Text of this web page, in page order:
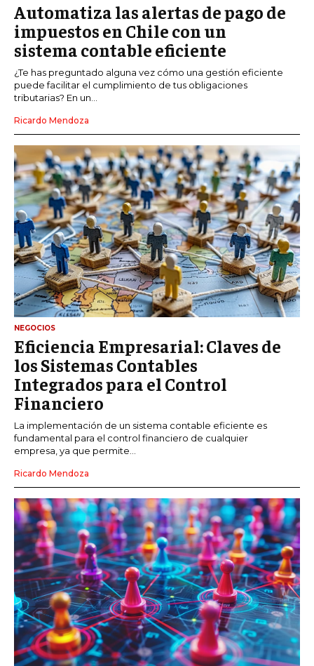
Automatiza las alertas de pago de
impuestos en Chile con un
sistema contable eficiente
¿Te has preguntado alguna vez cómo una gestión eficiente
puede facilitar el cumplimiento de tus obligaciones
tributarias? En un...
Ricardo Mendoza
NEGOCIOS
Eficiencia Empresarial: Claves de
los Sistemas Contables
Integrados para el Control
Financiero
La implementación de un sistema contable eficiente es
fundamental para el control financiero de cualquier
empresa, ya que permite...
Ricardo Mendoza